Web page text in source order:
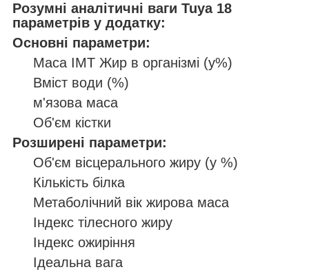
Розумні аналітичні ваги Tuya 18
параметрів у додатку:
Основні параметри:
Маса ІМТ Жир в організмі (у%)
Вміст води (%)
м'язова маса
Об'єм кістки
Розширені параметри:
Об'єм вісцерального жиру (у %)
Кількість білка
Метаболічний вік жирова маса
Індекс тілесного жиру
Індекс ожиріння
Ідеальна вага